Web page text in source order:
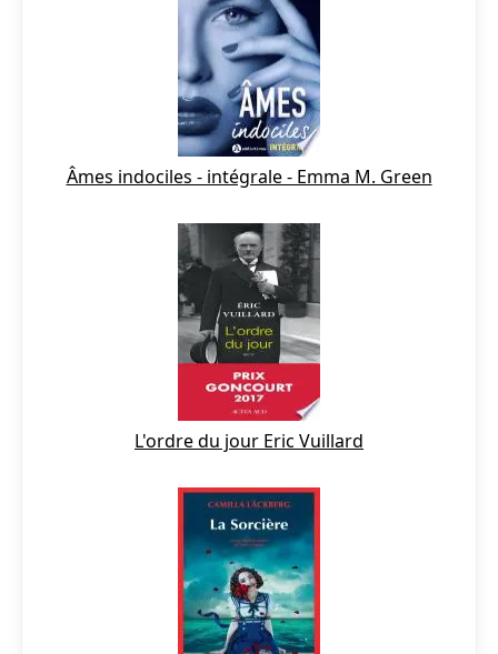
Âmes indociles - intégrale - Emma M. Green
L'ordre du jour Eric Vuillard